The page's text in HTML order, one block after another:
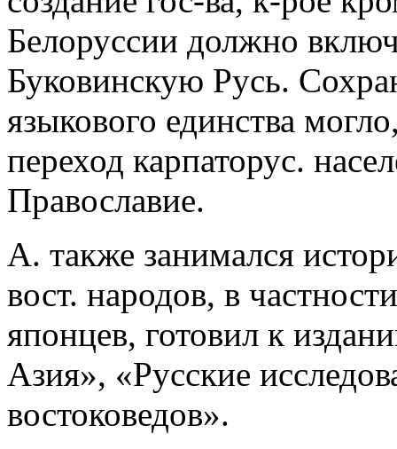
Белоруссии должно
Буковинскую Русь.
языкового единства
переход карпаторус.
Православие.
А. также занимался
вост. народов, в
японцев, готовил к
Азия», «Русские
востоковедов».